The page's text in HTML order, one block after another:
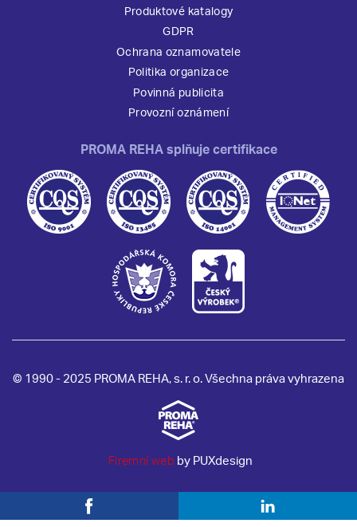
Produktové katalogy
GDPR
Ochrana oznamovatele
Politika organizace
Povinná publicita
Provozní oznámení
PROMA REHA splňuje certifikace
© 1990 - 2025 PROMA REHA, s. r. o. Všechna práva vyhrazena
Firemní web by PUXdesign